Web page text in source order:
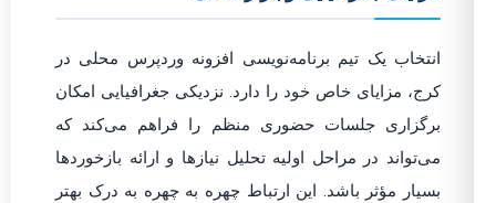
انتخاب یک تیم برنامه‌نویسی افزونه وردپرس محلی در
کرج، مزایای خاص خود را دارد. نزدیکی جغرافیایی امکان
برگزاری جلسات حضوری منظم را فراهم می‌کند که
می‌تواند در مراحل اولیه تحلیل نیازها و ارائه بازخوردها
بسیار مؤثر باشد. این ارتباط چهره به چهره به درک بهتر